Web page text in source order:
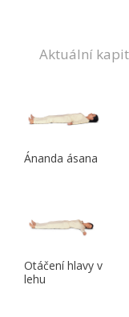
Aktuální
Ánanda ásana
Otáčení hlavy v
lehu